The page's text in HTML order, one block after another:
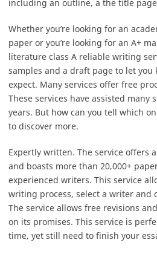
including an outline, a the title
Whether you’re looking for an
paper or you’re looking for an A+
literature class A reliable writing
samples and a draft page to let
expect. Many services offer free
These services have assisted many
years. But how can you tell which
to discover more.
Expertly written. The service offers
and boasts more than 20,000+
experienced writers. This service
writing process, select a writer and
The service allows free revisions
on its promises. This service is
time, yet still need to finish your